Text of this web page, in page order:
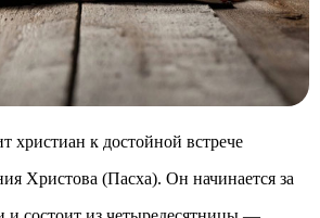
христиан к достойной встрече
Христова (Пасха). Он начинается за